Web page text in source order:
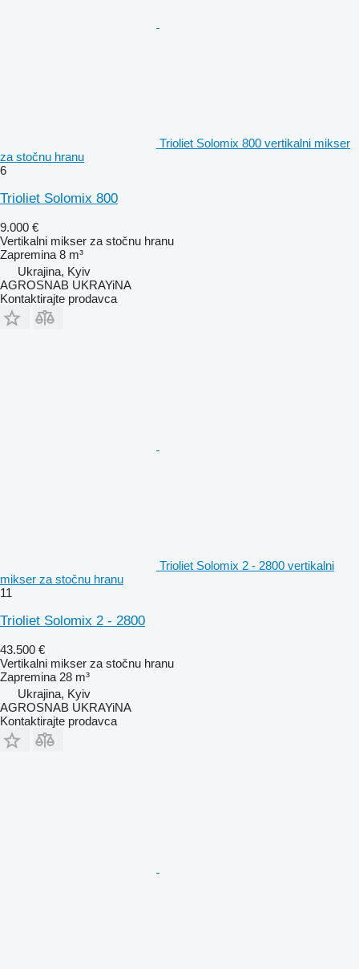
Trioliet Solomix 800 vertikalni mikser
za stočnu hranu
6
Trioliet Solomix 800
9.000 €
Vertikalni mikser za stočnu hranu
Zapremina 8 m³
Ukrajina, Kyiv
AGROSNAB UKRAYiNA
Kontaktirajte prodavca
Trioliet Solomix 2 - 2800 vertikalni
mikser za stočnu hranu
11
Trioliet Solomix 2 - 2800
43.500 €
Vertikalni mikser za stočnu hranu
Zapremina 28 m³
Ukrajina, Kyiv
AGROSNAB UKRAYiNA
Kontaktirajte prodavca